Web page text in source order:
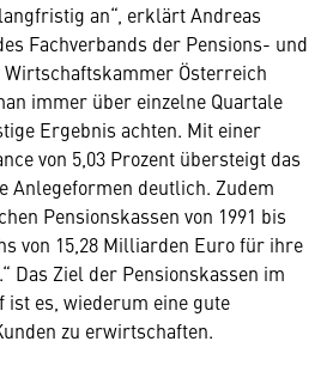
an“, erklärt Andreas
Fachverbands der Pensions- und
Österreich
immer über einzelne Quartale
Ergebnis achten. Mit einer
von 5,03 Prozent übersteigt das
Anlegeformen deutlich. Zudem
Pensionskassen von 1991 bis
von 15,28 Milliarden Euro für ihre
Das Ziel der Pensionskassen im
es, wiederum eine gute
zu erwirtschaften.